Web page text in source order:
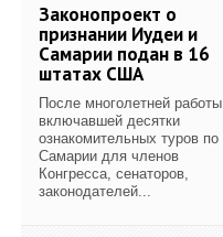
Законопроект о
признании Иудеи и
Самарии подан в 16
штатах США
После многолетней работы,
включавшей десятки
ознакомительных туров по
Самарии для членов
Конгресса, сенаторов,
законодателей...